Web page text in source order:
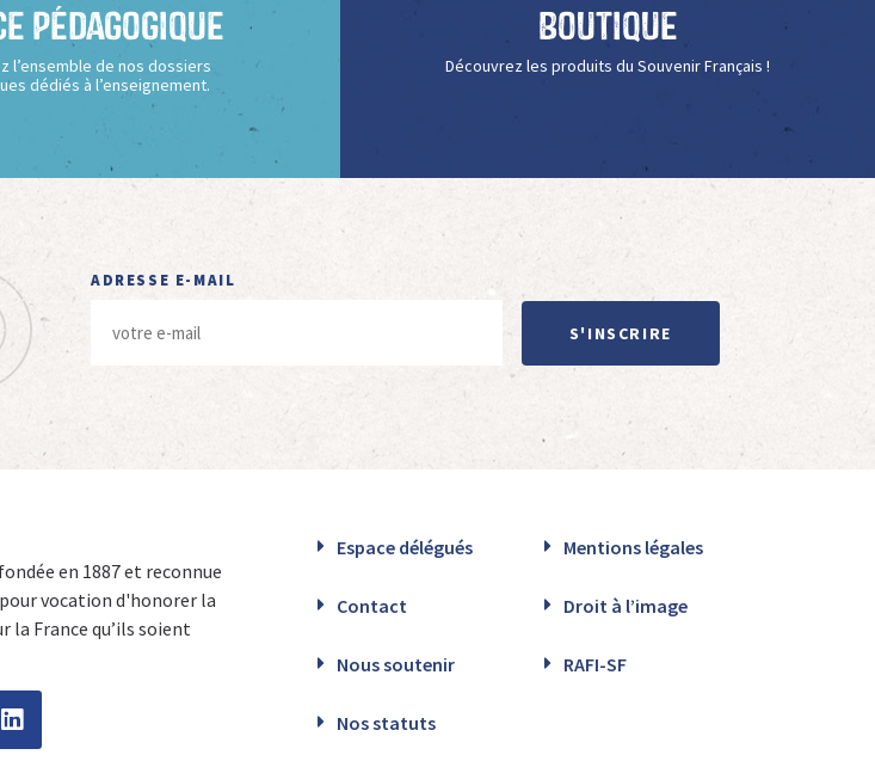
Pédagogique
l’ensemble de nos dossiers
dédiés à l’enseignement.
Boutique
Découvrez les produits du Souvenir Français !
ADRESSE E-MAIL
S'INSCRIRE
en 1887 et reconnue
vocation d'honorer la
la France qu’ils soient
Espace délégués Mentions légales
Contact Droit à l’image
Nous soutenir RAFI-SF
Nos statuts